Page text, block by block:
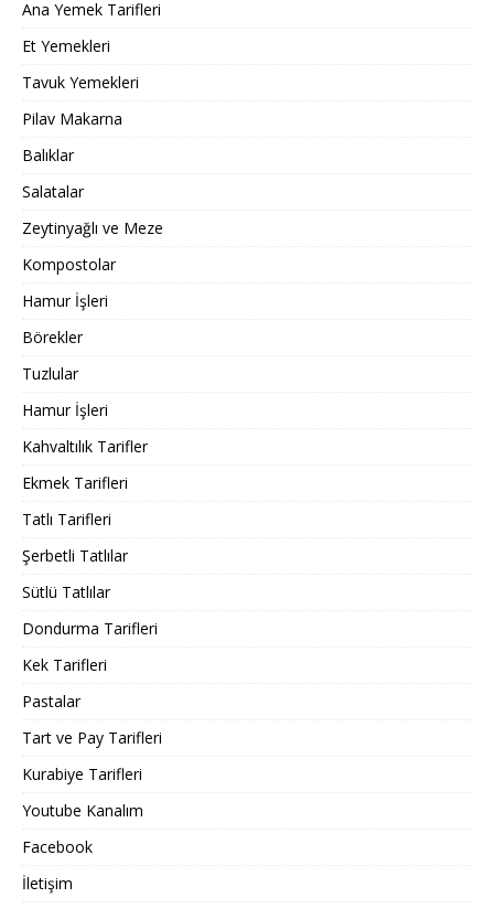
Ana Yemek Tarifleri
Et Yemekleri
Tavuk Yemekleri
Pilav Makarna
Balıklar
Salatalar
Zeytinyağlı ve Meze
Kompostolar
Hamur İşleri
Börekler
Tuzlular
Hamur İşleri
Kahvaltılık Tarifler
Ekmek Tarifleri
Tatlı Tarifleri
Şerbetli Tatlılar
Sütlü Tatlılar
Dondurma Tarifleri
Kek Tarifleri
Pastalar
Tart ve Pay Tarifleri
Kurabiye Tarifleri
Youtube Kanalım
Facebook
İletişim